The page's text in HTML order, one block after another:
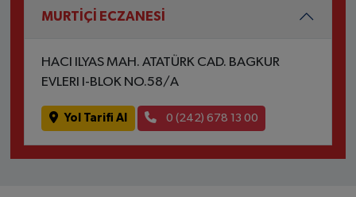
MURTİÇİ ECZANESİ
HACI ILYAS MAH. ATATÜRK CAD. BAGKUR
EVLERI I-BLOK NO.58/A
Yol Tarifi Al 0 (242) 678 13 00